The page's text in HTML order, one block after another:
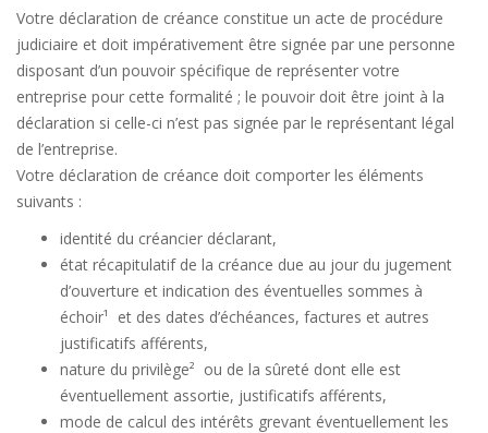
Votre déclaration de créance constitue un acte de procédure
judiciaire et doit impérativement être signée par une personne
disposant d’un pouvoir spécifique de représenter votre
entreprise pour cette formalité ; le pouvoir doit être joint à la
déclaration si celle-ci n’est pas signée par le représentant légal
de l’entreprise.
Votre déclaration de créance doit comporter les éléments
suivants :
identité du créancier déclarant,
état récapitulatif de la créance due au jour du jugement
d’ouverture et indication des éventuelles sommes à
échoir¹ et des dates d’échéances, factures et autres
justificatifs afférents,
nature du privilège² ou de la sûreté dont elle est
éventuellement assortie, justificatifs afférents,
mode de calcul des intérêts grevant éventuellement les